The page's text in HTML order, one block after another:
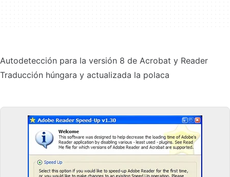
Autodetección para la versión 8 de Acrobat y Reader
Traducción húngara y actualizada la polaca